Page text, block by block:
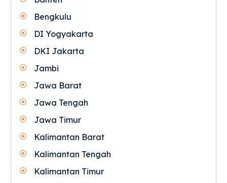
Bengkulu
DI Yogyakarta
DKI Jakarta
Jambi
Jawa Barat
Jawa Tengah
Jawa Timur
Kalimantan Barat
Kalimantan Tengah
Kalimantan Timur